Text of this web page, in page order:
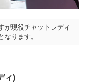
が現役チャットレディ
ります。
ィ)